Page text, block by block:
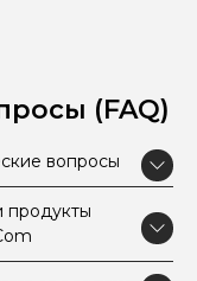
(FAQ)
вопросы
продукты